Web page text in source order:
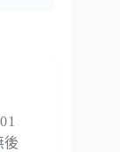
後